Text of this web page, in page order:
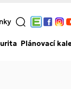
Edupage
Plánovací